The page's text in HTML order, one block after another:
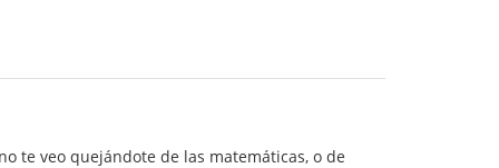
te veo quejándote de las matemáticas, o de